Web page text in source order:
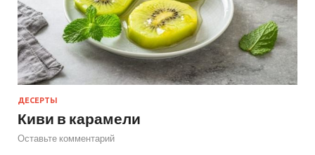
ДЕСЕРТЫ
Киви в карамели
Оставьте комментарий